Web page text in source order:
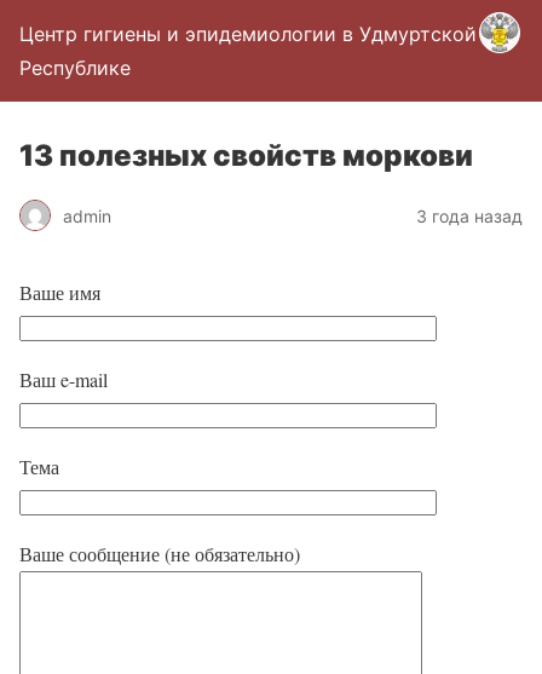
Центр гигиены и эпидемиологии в Удмуртской
Республике
13 полезных свойств моркови
admin 3 года назад
Ваше имя
Ваш e-mail
Тема
Ваше сообщение (не обязательно)